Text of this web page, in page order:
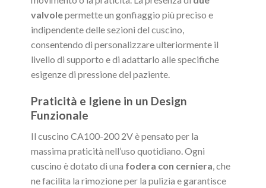
valvolepermette un gonfiaggio più preciso e
indipendente delle sezioni del cuscino,
consentendo di personalizzare ulteriormente il
livello di supporto e di adattarlo alle specifiche
esigenze di pressione del paziente.
Praticità e Igiene in un Design
Funzionale
Il cuscino CA100-200 2V è pensato per la
massima praticità nell’uso quotidiano. Ogni
cuscino è dotato di una fodera con cerniera , che
ne facilita la rimozione per la pulizia e garantisce